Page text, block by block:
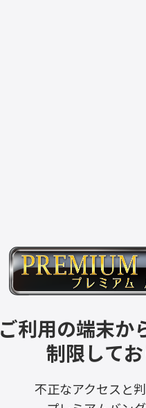
ご利用の端末か
制限してお
不正なアクセスと